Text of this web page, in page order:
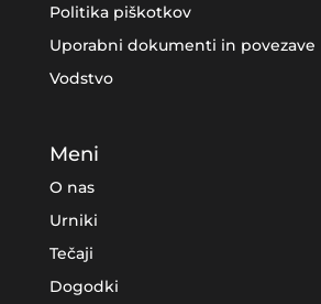
Politika piškotkov
Uporabni dokumenti in povezave
Vodstvo
Meni
O nas
Urniki
Tečaji
Dogodki